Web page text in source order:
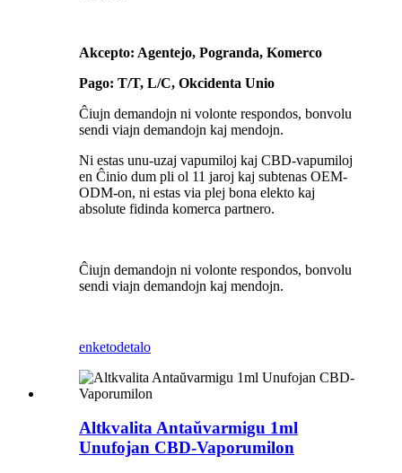
Akcepto: Agentejo, Pogranda, Komerco
Pago: T/T, L/C, Okcidenta Unio
Ĉiujn demandojn ni volonte respondos, bonvolu
sendi viajn demandojn kaj mendojn.
Ni estas unu-uzaj vapumiloj kaj CBD-vapumiloj
en Ĉinio dum pli ol 11 jaroj kaj subtenas OEM-
ODM-on, ni estas via plej bona elekto kaj
absolute fidinda komerca partnero.
Ĉiujn demandojn ni volonte respondos, bonvolu
sendi viajn demandojn kaj mendojn.
enketodetalo
Altkvalita Antaŭvarmigu 1ml
Unufojan CBD-Vaporumilon